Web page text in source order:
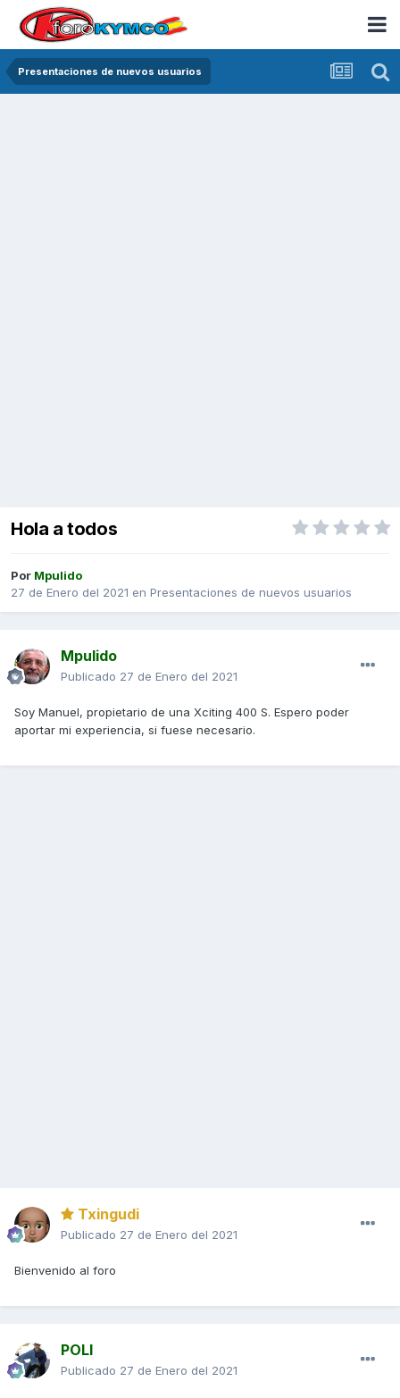
Presentaciones de nuevos usuarios
Hola a todos
Por Mpulido
27 de Enero del 2021 en Presentaciones de nuevos usuarios
Mpulido
Publicado 27 de Enero del 2021
Soy Manuel, propietario de una Xciting 400 S. Espero poder
aportar mi experiencia, si fuese necesario.
Txingudi
Publicado 27 de Enero del 2021
Bienvenido al foro
POLI
Publicado 27 de Enero del 2021